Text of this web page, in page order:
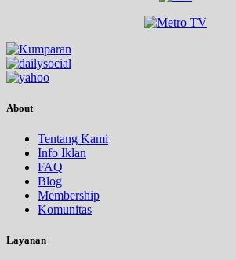
About
Tentang Kami
Info Iklan
FAQ
Blog
Membership
Komunitas
Layanan